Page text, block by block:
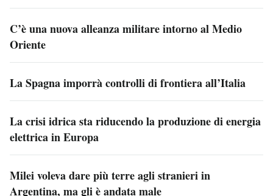
C’è una nuova alleanza militare intorno al Medio
Oriente
La Spagna imporrà controlli di frontiera all’Italia
La crisi idrica sta riducendo la produzione di energia
elettrica in Europa
Milei voleva dare più terre agli stranieri in
Argentina, ma gli è andata male